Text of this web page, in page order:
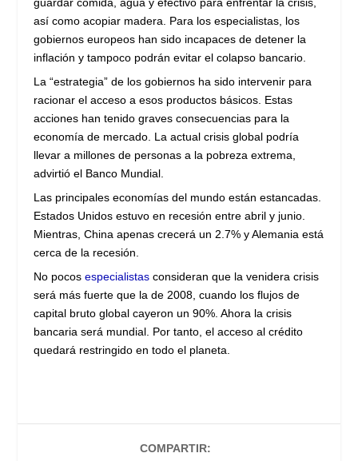
así como acopiar madera. Para los especialistas, los
gobiernos europeos han sido incapaces de detener la
inflación y tampoco podrán evitar el colapso bancario.
La “estrategia” de los gobiernos ha sido intervenir para
racionar el acceso a esos productos básicos. Estas
acciones han tenido graves consecuencias para la
economía de mercado. La actual crisis global podría
llevar a millones de personas a la pobreza extrema,
advirtió el Banco Mundial.
Las principales economías del mundo están estancadas.
Estados Unidos estuvo en recesión entre abril y junio.
Mientras, China apenas crecerá un 2.7% y Alemania está
cerca de la recesión.
No pocosespecialistas consideran que la venidera crisis
será más fuerte que la de 2008, cuando los flujos de
capital bruto global cayeron un 90%. Ahora la crisis
bancaria será mundial. Por tanto, el acceso al crédito
quedará restringido en todo el planeta.
COMPARTIR: